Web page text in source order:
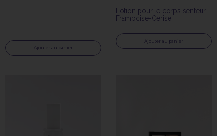
Ajouter au panier
Lotion pour le corps senteur
Framboise-Cerise
Ajouter au panier